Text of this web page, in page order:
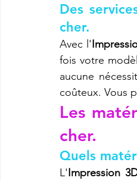
Des
cher.
Avec l'
fois votre
aucune
coûteux. Vous
Les
cher.
Quels
L'Impression